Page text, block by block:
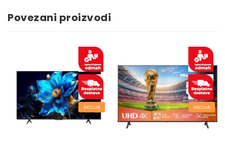
Povezani proizvodi
AKCIJA AKCIJA